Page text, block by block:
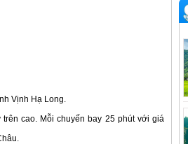
Vịnh Hạ Long.
cao. Mỗi chuyến bay 25 phút với giá